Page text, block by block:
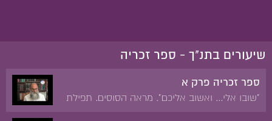
שיעורים בתנ"ך - ספר זכריה
ספר זכריה פרק א
"שובו אלי... ואשוב אליכם". מראה הסוסים. תפילת